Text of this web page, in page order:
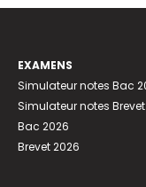
EXAMENS
Simulateur notes Bac
Simulateur notes
Bac 2026
Brevet 2026